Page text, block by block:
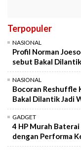
Terpopuler
NASIONAL
Profil Norman
sebut Bakal
NASIONAL
Bocoran Reshuffle
Bakal Dilantik Jadi
GADGET
4 HP Murah
dengan Performa